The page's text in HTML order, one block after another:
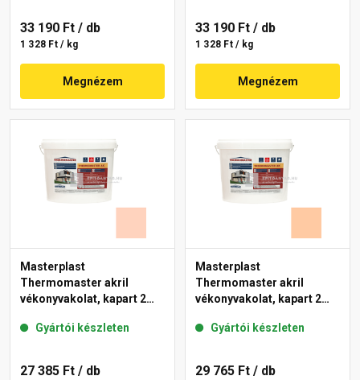
33 190 Ft / db
1 328 Ft / kg
Megnézem
33 190 Ft / db
1 328 Ft / kg
Megnézem
Masterplast
Thermomaster akril
vékonyvakolat, kapart 2
Gyártói készleten
27 385 Ft / db
Masterplast
Thermomaster akril
vékonyvakolat, kapart 2
Gyártói készleten
29 765 Ft / db